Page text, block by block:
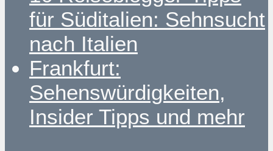
für Süditalien: Sehnsucht
nach Italien
Frankfurt:
Sehenswürdigkeiten,
Insider Tipps und mehr